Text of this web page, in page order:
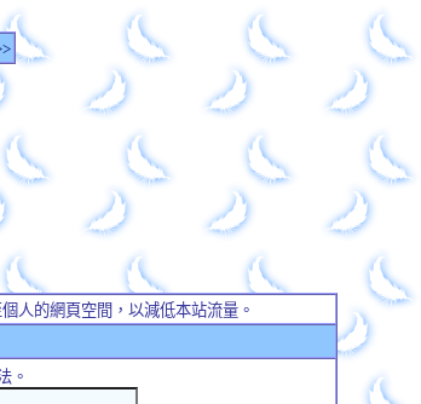
人的網頁空間，以減低本站流量。
。